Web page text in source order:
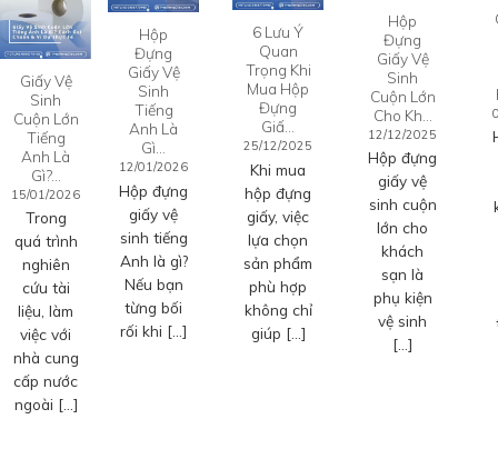
Giấy Vệ
Sinh
Cuộn Lớn
Tiếng
Anh Là
Gì?…
15/01/2026
Trong
quá trình
nghiên
cứu tài
liệu, làm
việc với
nhà cung
cấp nước
ngoài […]
Hộp
Đựng
Giấy Vệ
Sinh
Tiếng
Anh Là
Gì…
12/01/2026
Hộp đựng
giấy vệ
sinh tiếng
Anh là gì?
Nếu bạn
từng bối
rối khi […]
6 Lưu Ý
Quan
Trọng Khi
Mua Hộp
Đựng
Giấ…
25/12/2025
Khi mua
hộp đựng
giấy, việc
lựa chọn
sản phẩm
phù hợp
không chỉ
giúp […]
Hộp
Đựng
Giấy Vệ
Sinh
Cuộn Lớn
Cho Kh…
12/12/2025
Hộp đựng
giấy vệ
sinh cuộn
lớn cho
khách
sạn là
phụ kiện
vệ sinh
[…]